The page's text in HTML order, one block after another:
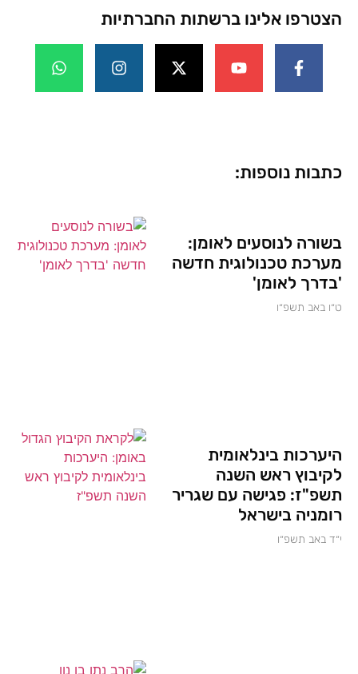
הצטרפו אלינו ברשתות החברתיות
כתבות נוספות:
בשורה לנוסעים לאומן:
מערכת טכנולוגית חדשה
'בדרך לאומן'
ט״ו באב תשפ״ו
היערכות בינלאומית
לקיבוץ ראש השנה
תשפ"ז: פגישה עם שגריר
רומניה בישראל
י״ד באב תשפ״ו